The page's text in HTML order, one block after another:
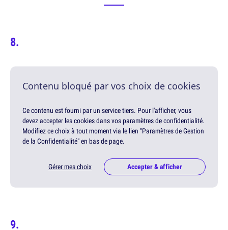
Contenu bloqué par vos choix de cookies
Ce contenu est fourni par un service tiers. Pour l'afficher, vous
devez accepter les cookies dans vos paramètres de confidentialité.
Modifiez ce choix à tout moment via le lien "Paramètres de Gestion
de la Confidentialité" en bas de page.
Gérer mes choix Accepter & afficher